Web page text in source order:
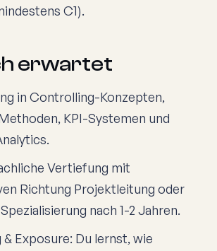
C1).
erwartet
in Controlling-Konzepten,
KPI-Systemen und
Vertiefung mit
Richtung Projektleitung oder
nach 1-2 Jahren.
Exposure: Du lernst, wie